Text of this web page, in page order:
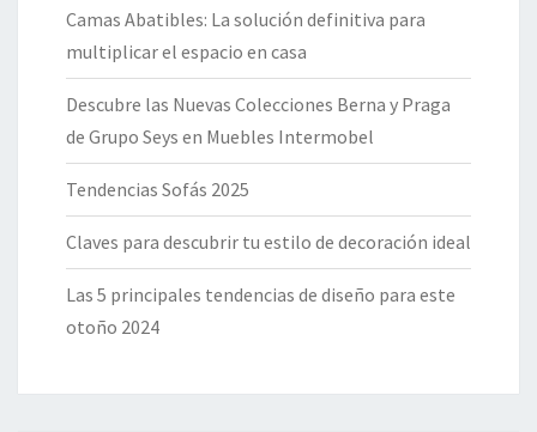
Camas Abatibles: La solución definitiva para
multiplicar el espacio en casa
Descubre las Nuevas Colecciones Berna y Praga
de Grupo Seys en Muebles Intermobel
Tendencias Sofás 2025
Claves para descubrir tu estilo de decoración ideal
Las 5 principales tendencias de diseño para este
otoño 2024